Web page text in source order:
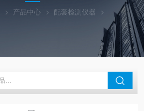
产品中心 配套检测仪器 层间结合